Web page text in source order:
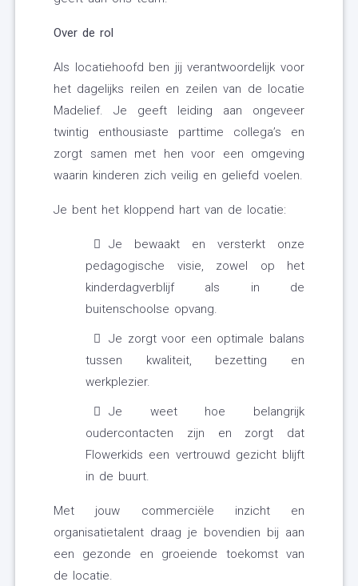
Over de rol
Als locatiehoofd ben jij verantwoordelijk voor
het dagelijks reilen en zeilen van de locatie
Madelief. Je geeft leiding aan ongeveer
twintig enthousiaste parttime collega’s en
zorgt samen met hen voor een omgeving
waarin kinderen zich veilig en geliefd voelen.
Je bent het kloppend hart van de locatie:
Je bewaakt en versterkt onze
pedagogische visie, zowel op het
kinderdagverblijf als in de
buitenschoolse opvang.
Je zorgt voor een optimale balans
tussen kwaliteit, bezetting en
werkplezier.
Je weet hoe belangrijk
oudercontacten zijn en zorgt dat
Flowerkids een vertrouwd gezicht blijft
in de buurt.
Met jouw commerciële inzicht en
organisatietalent draag je bovendien bij aan
een gezonde en groeiende toekomst van
de locatie.